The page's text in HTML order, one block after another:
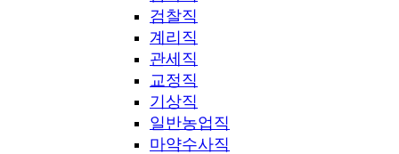
검찰직
계리직
관세직
교정직
기상직
일반농업직
마약수사직